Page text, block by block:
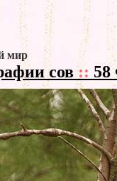
мир
сов:: 58